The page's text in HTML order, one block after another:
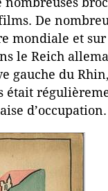
nombreuses
De
mondiale et
le Reich
gauche du
était
d’occupation.